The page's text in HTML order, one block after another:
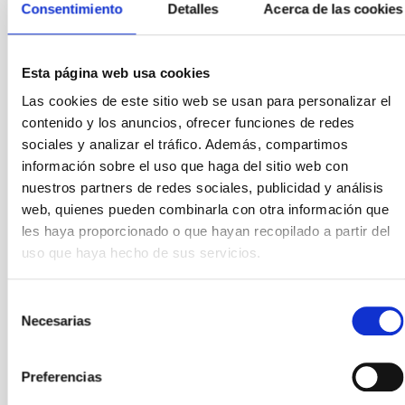
Consentimiento Detalles Acerca de las cookies
Esta página web usa cookies
Las cookies de este sitio web se usan para personalizar el
contenido y los anuncios, ofrecer funciones de redes
sociales y analizar el tráfico. Además, compartimos
información sobre el uso que haga del sitio web con
nuestros partners de redes sociales, publicidad y análisis
web, quienes pueden combinarla con otra información que
les haya proporcionado o que hayan recopilado a partir del
uso que haya hecho de sus servicios.
Necesarias
Preferencias
Javier Trujillo Bueno (IAC)
CLASP2 es un proyecto internacional liderado por el Marshall
Space Flight Center de la NASA (USA), el National Astronomical
Observatory of Japan (Tokyo, Japón), el Instituto de Astrofísica
de Canarias (IAC, Tenerife, Spain) y el Institut d'Astrophysique
Spatiale (IAS, France). Otras instituciones que participan en el
proyecto son el Istituto Ricerche Solari Locarno (Suiza), el
Astronomical Institute de la Academia de Ciencias de la
República Checa, el Lockheed Martin Solar & Astrophysics
*La participación del IAC en CLASP2 recibe financiación del
Unión Europea (Acuerdo de “Advanced Grant” n° 742265).